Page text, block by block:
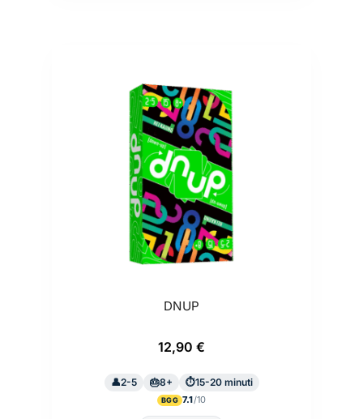
DNUP
12,90 €
2-5 8+ 15-20 minuti
BGG 7.1